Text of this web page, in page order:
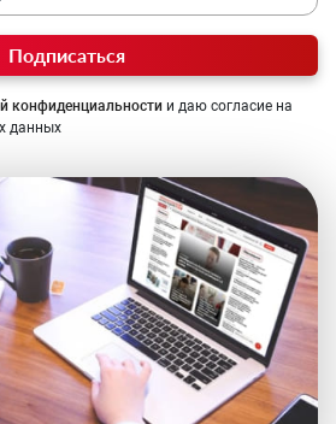
Подписаться
конфиденциальности и даю согласие на
данных